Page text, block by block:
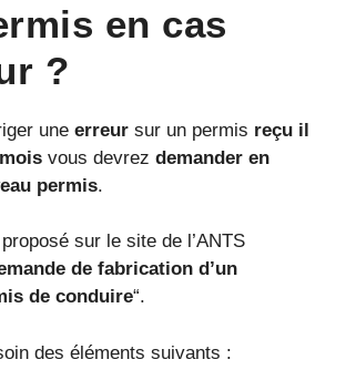
en cas
?
une erreur sur un permis reçu il
vous devrez demander en
permis.
sur le site de l’ANTS
de fabrication d’un
de conduire“.
des éléments suivants :